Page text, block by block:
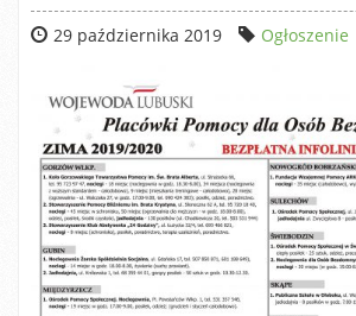
29 października 2019 Ogłoszenie